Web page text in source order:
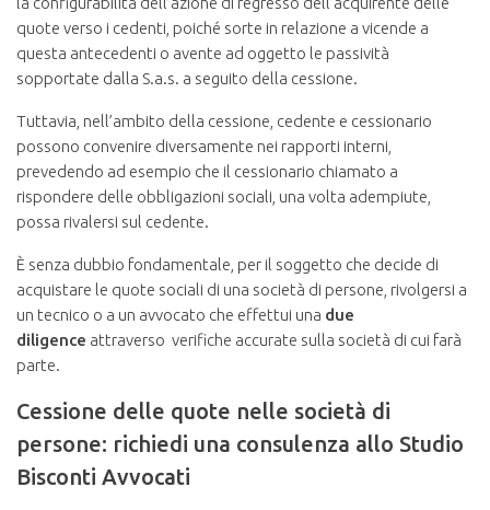
quote verso i cedenti, poiché sorte in relazione a vicende a
questa antecedenti o avente ad oggetto le passività
sopportate dalla S.a.s. a seguito della cessione.
Tuttavia, nell’ambito della cessione, cedente e cessionario
possono convenire diversamente nei rapporti interni,
prevedendo ad esempio che il cessionario chiamato a
rispondere delle obbligazioni sociali, una volta adempiute,
possa rivalersi sul cedente.
È senza dubbio fondamentale, per il soggetto che decide di
acquistare le quote sociali di una società di persone, rivolgersi a
un tecnico o a un avvocato che effettui una due
diligence attraverso verifiche accurate sulla società di cui farà
parte.
Cessione delle quote nelle società di
persone: richiedi una consulenza allo Studio
Bisconti Avvocati